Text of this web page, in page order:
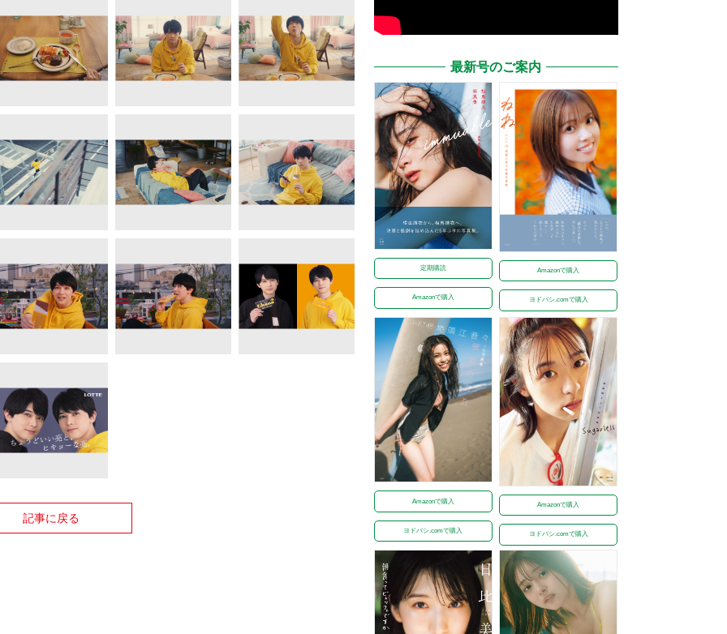
記事に戻る
最新号のご案内
定期購読
Amazonで購入
Amazonで購入
ヨドバシ.comで購入
Amazonで購入
ヨドバシ.comで購入
Amazonで購入
ヨドバシ.comで購入